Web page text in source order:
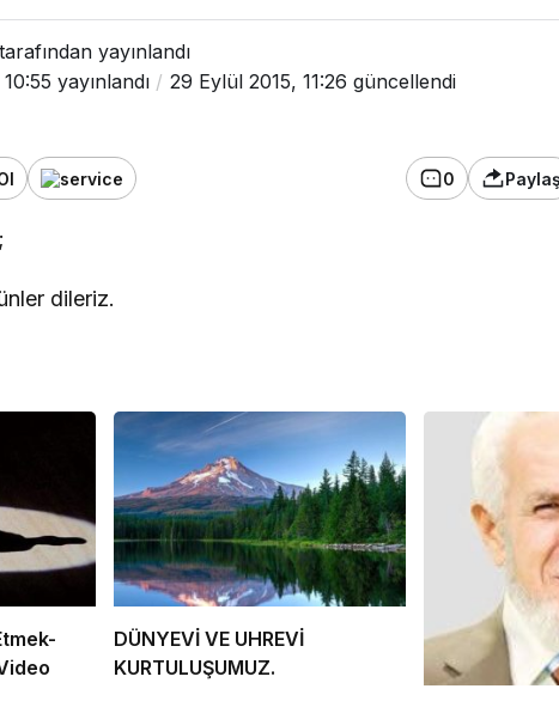
tarafından yayınlandı
yayınlandı 29 Eylül 2015, 11:26 güncellendi
0 Paylaş
dileriz.
DÜNYEVİ VE UHREVİ
KURTULUŞUMUZ.